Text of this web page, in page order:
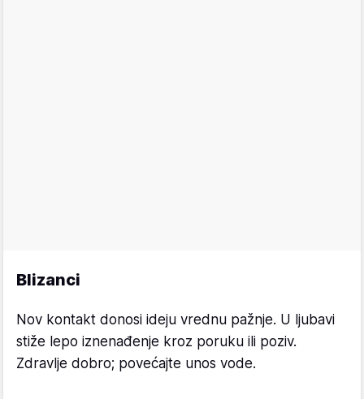
Blizanci
Nov kontakt donosi ideju vrednu pažnje. U ljubavi
stiže lepo iznenađenje kroz poruku ili poziv.
Zdravlje dobro; povećajte unos vode.